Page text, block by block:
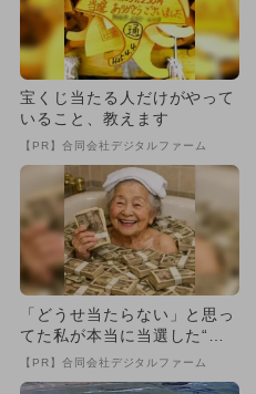
宝くじ当たる人だけがやって
いること、教えます
【PR】合同会社デジタルファーム
「どうせ当たらない」と思っ
てた私が本当に当選した“買
い方”がこれ
【PR】合同会社デジタルファーム